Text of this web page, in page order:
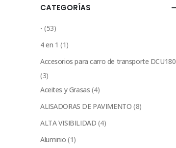
CATEGORÍAS
- (53)
4 en 1 (1)
Accesorios para carro de transporte DCU180
(3)
Aceites y Grasas (4)
ALISADORAS DE PAVIMENTO (8)
ALTA VISIBILIDAD (4)
Aluminio (1)